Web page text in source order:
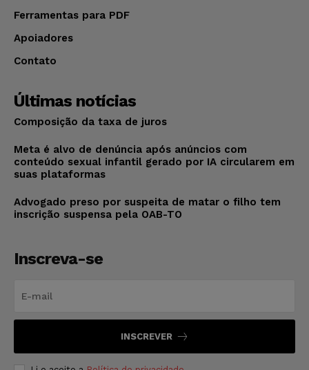
Ferramentas para PDF
Apoiadores
Contato
Últimas notícias
Composição da taxa de juros
Meta é alvo de denúncia após anúncios com
conteúdo sexual infantil gerado por IA circularem em
suas plataformas
Advogado preso por suspeita de matar o filho tem
inscrição suspensa pela OAB-TO
Inscreva-se
INSCREVER